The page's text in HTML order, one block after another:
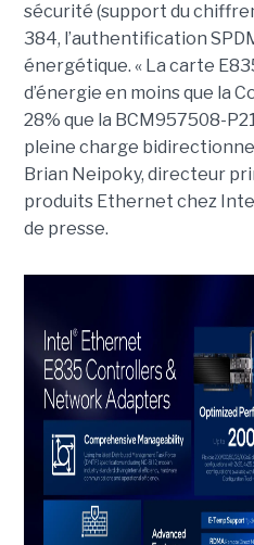
sécurité (support du
384, l’authentification
énergétique. « La carte
d’énergie en moins que la
28% que la BCM957508-
pleine charge
Brian Neipoky, directeur
produits Ethernet chez
de presse.